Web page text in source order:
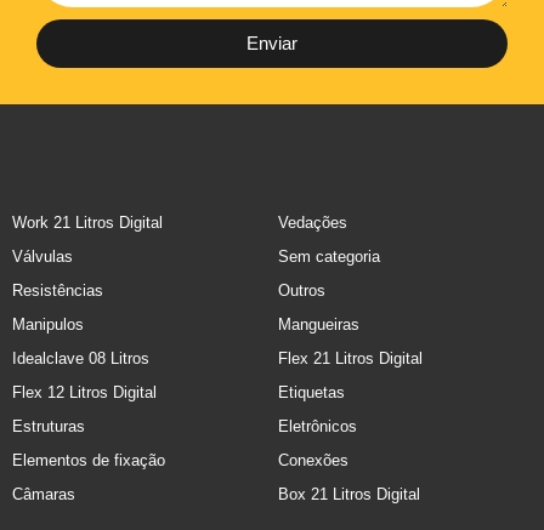
Enviar
Work 21 Litros Digital
Vedações
Válvulas
Sem categoria
Resistências
Outros
Manipulos
Mangueiras
Idealclave 08 Litros
Flex 21 Litros Digital
Flex 12 Litros Digital
Etiquetas
Estruturas
Eletrônicos
Elementos de fixação
Conexões
Câmaras
Box 21 Litros Digital